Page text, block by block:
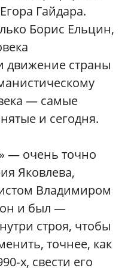
Гайдара.
Борис Ельцин,
движение страны
— самые
и сегодня.
— очень точно
Яковлева,
Владимиром
и был —
строя, чтобы
точнее, как
свести его